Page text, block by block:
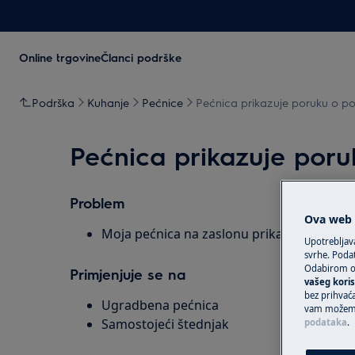
Online trgovineČlanci podrške
Podrška Kuhanje Pećnice Pećnica prikazuje poruku o
Pećnica prikazuje
Problem
Moja pećnica na zaslonu prikazuje šifre
Primjenjuje se na
Ugradbena pećnica
Samostojeći štednjak
Ova
svrhe.
Odabirom
vašeg
bez
vam
podataka.